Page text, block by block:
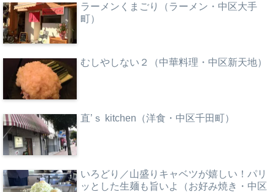
ラーメンくまごり（ラーメン・中区大手
町）
むしやしない２（中華料理・中区新天地）
直’ｓ kitchen（洋食・中区千田町）
いろどり／山盛りキャベツが嬉しい！パリ
ッとした生麺も旨いよ（お好み焼き・中区